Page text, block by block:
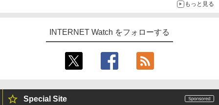
もっと見る
INTERNET Watch をフォローする
Special Site